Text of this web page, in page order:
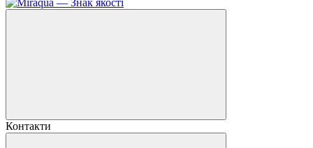
Контакти